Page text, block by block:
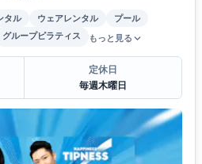
タル ウェアレンタル
プール
グループピラティス もっと見る
定休日
毎週木曜日